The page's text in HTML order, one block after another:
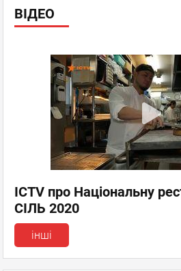
ВІДЕО
ICTV про Національну
СІЛЬ 2020
інші